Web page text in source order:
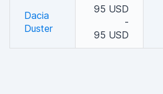
Dacia
Duster
95 USD
-
95 USD